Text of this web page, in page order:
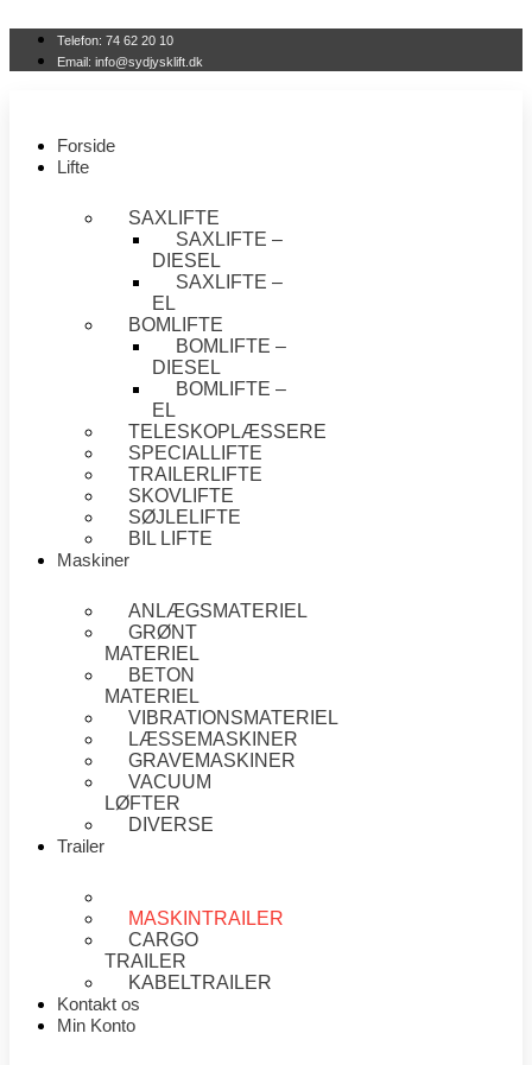
indhold
Telefon: 74 62 20 10
Email: info@sydjysklift.dk
Forside
Lifte
SAXLIFTE
SAXLIFTE –
DIESEL
SAXLIFTE –
EL
BOMLIFTE
BOMLIFTE –
DIESEL
BOMLIFTE –
EL
TELESKOPLÆSSERE
SPECIALLIFTE
TRAILERLIFTE
SKOVLIFTE
SØJLELIFTE
BIL LIFTE
Maskiner
ANLÆGSMATERIEL
GRØNT
MATERIEL
BETON
MATERIEL
VIBRATIONSMATERIEL
LÆSSEMASKINER
GRAVEMASKINER
VACUUM
LØFTER
DIVERSE
Trailer
MASKINTRAILER
CARGO
TRAILER
KABELTRAILER
Kontakt os
Min Konto